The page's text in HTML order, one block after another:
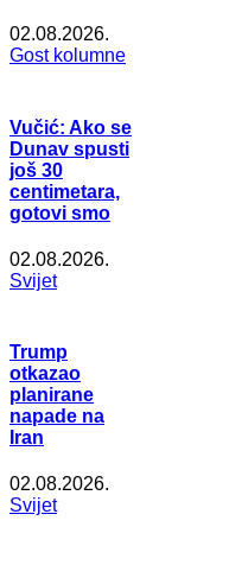
02.08.2026.
Gost kolumne
Vučić: Ako se
Dunav spusti
još 30
centimetara,
gotovi smo
02.08.2026.
Svijet
Trump
otkazao
planirane
napade na
Iran
02.08.2026.
Svijet